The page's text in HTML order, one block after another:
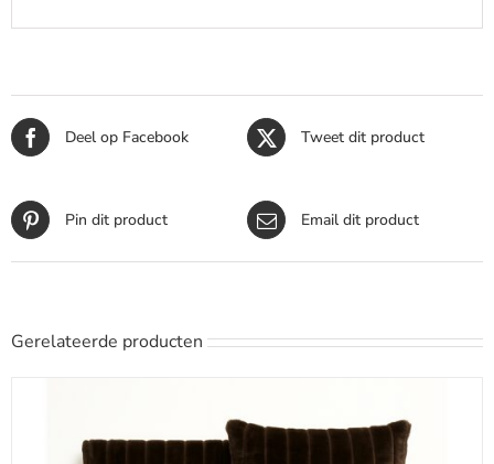
Deel op Facebook Tweet dit product
Pin dit product Email dit product
Gerelateerde producten